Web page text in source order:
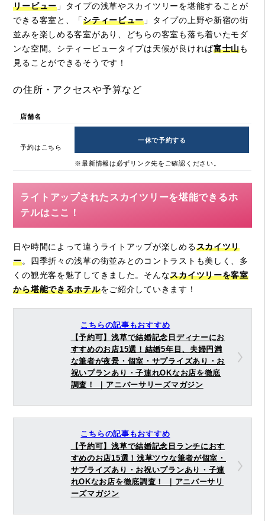
リービュー 」タイプの浅草やスカイツリーを堪能することが
できる客室と、「シティービュー 」タイプの上野や新宿の街
並みを楽しめる客室があり、どちらの客室も落ち着いたモダ
ンな空間。シティービュータイプは天候が良ければ富士山も
見ることができるそうです！
の住所・アクセスや予算など
店舗名
予約はこちら
一休で予約する
※最新情報は必ずリンク先をご確認ください。
ライトアップされたスカイツリーを堪能できるホ
テルはここ！
日や時間によって違うライトアップが楽しめるスカイツリ
ー。四季折々の浅草の街並みとのコントラストも美しく、多
くの観光客を魅了してきました。そんなスカイツリーを客室
から堪能できるホテルをご紹介していきます！
こちらの記事もおすすめ
【予約可】浅草で結婚記念日ディナーにお
すすめのお店15選！結婚5年目、夫婦円満
な筆者が夜景・個室・サプライズあり・お
祝いプランあり・子連れOKなお店を徹底
調査！ ｜アニバーサリーズマガジン
こちらの記事もおすすめ
【予約可】浅草で結婚記念日ランチにおす
すめのお店15選！浅草ツウな筆者が個室・
サプライズあり・お祝いプランあり・子連
れOKなお店を徹底調査！ ｜アニバーサリ
ーズマガジン